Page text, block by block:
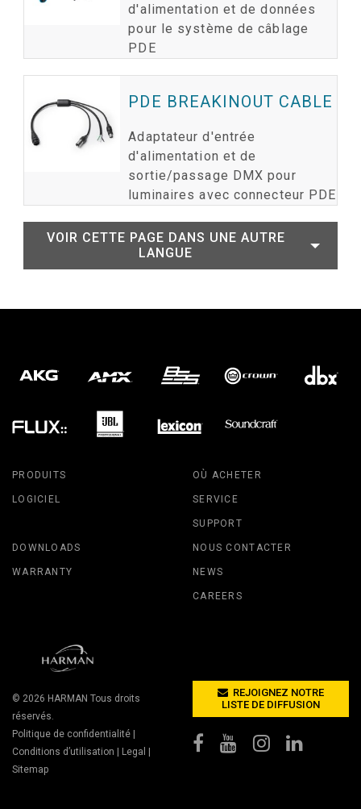
d'alimentation et de données
pour le système de câblage
PDE
PDE BREAKINOUT CABLE
Adaptateur d'entrée
d'alimentation et de
sortie/passage DMX pour
luminaires avec connecteur PDE
VOIR CETTE PAGE DANS UNE AUTRE
LANGUE
PRODUITS
LOGICIEL
OÙ ACHETER
SERVICE
SUPPORT
DOWNLOADS
WARRANTY
NOUS CONTACTER
NEWS
CAREERS
© 2026 HARMAN Tous droits
réservés.
Politique de confidentialité
Conditions d’utilisation
Legal
Sitemap
REJOIGNEZ NOTRE
LISTE DE DIFFUSION